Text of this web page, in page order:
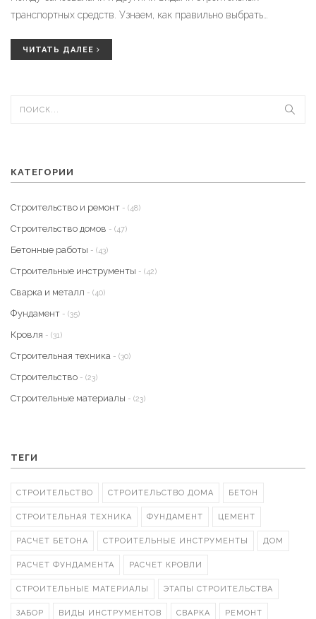
транспортных средств. Узнаем, как правильно выбрать
поговорим о современных технологиях, которые делают эти
ЧИТАТЬ ДАЛЕЕ
КАТЕГОРИИ
Строительство и ремонт - (48)
Строительство домов - (47)
Бетонные работы - (43)
Строительные инструменты - (42)
Сварка и металл - (40)
Фундамент - (35)
Кровля - (31)
Строительная техника - (30)
Строительство - (23)
Строительные материалы - (23)
ТЕГИ
СТРОИТЕЛЬСТВО СТРОИТЕЛЬСТВО ДОМА БЕТОН
СТРОИТЕЛЬНАЯ ТЕХНИКА ФУНДАМЕНТ ЦЕМЕНТ
РАСЧЕТ БЕТОНА СТРОИТЕЛЬНЫЕ ИНСТРУМЕНТЫ ДОМ
РАСЧЕТ ФУНДАМЕНТА РАСЧЕТ КРОВЛИ
СТРОИТЕЛЬНЫЕ МАТЕРИАЛЫ ЭТАПЫ СТРОИТЕЛЬСТВА
ЗАБОР ВИДЫ ИНСТРУМЕНТОВ СВАРКА РЕМОНТ